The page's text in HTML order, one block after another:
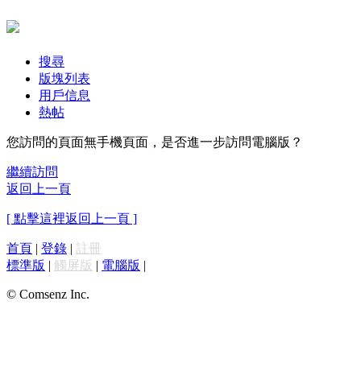
搜尋
版塊列表
用戶信息
熱帖
您訪問的頁面無手機頁面，是否進一步訪問電腦版？
繼續訪問
返回上一頁
[ 點擊這裡返回上一頁 ]
首頁 | 登錄 | 註冊
標準版 | 觸屏版 | 電腦版 |
© Comsenz Inc.